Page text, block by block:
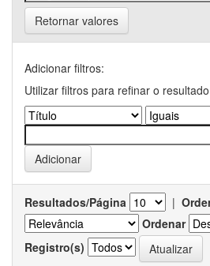
Retornar valores
Adicionar filtros:
Utilizar filtros para refinar o
Resultados/Página |
Ordenar
Registro(s)